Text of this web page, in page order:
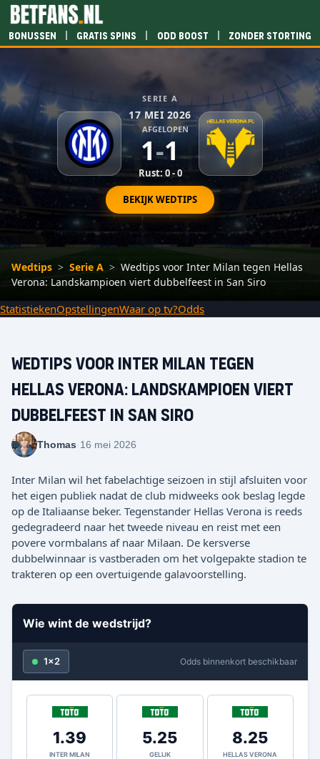
Bonussen | Gratis spins | Odd boost | Zonder storting
SERIE A
17 MEI 2026
AFGELOPEN
1-1
Rust: 0 - 0
BEKIJK WEDTIPS
Wedtips > Serie A > Wedtips voor Inter Milan tegen Hellas
Verona: Landskampioen viert dubbelfeest in San Siro
StatistiekenOpstellingenWaar op tv?Odds
Wedtips voor Inter Milan tegen
Hellas Verona: Landskampioen viert
dubbelfeest in San Siro
Thomas·16 mei 2026
Inter Milan wil het fabelachtige seizoen in stijl afsluiten voor
het eigen publiek nadat de club midweeks ook beslag legde
op de Italiaanse beker. Tegenstander Hellas Verona is reeds
gedegradeerd naar het tweede niveau en reist met een
povere vormbalans af naar Milaan. De kersverse
dubbelwinnaar is vastberaden om het volgepakte stadion te
trakteren op een overtuigende galavoorstelling.
Wie wint de wedstrijd?
1x2 Odds binnenkort beschikbaar
1.39
INTER MILAN
5.25
GELIJK
8.25
HELLAS VERONA